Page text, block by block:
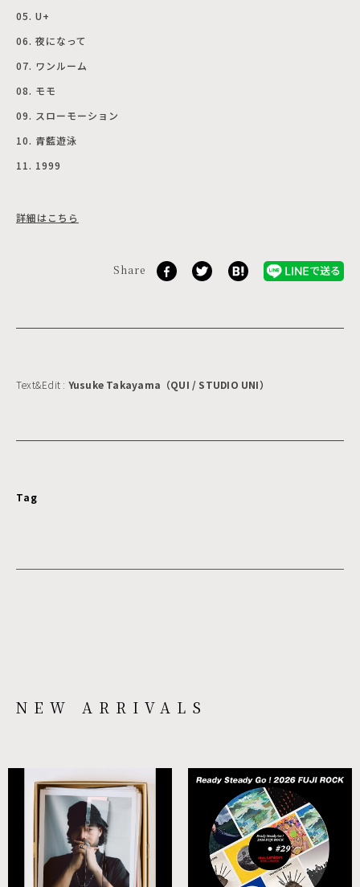
05. U+
06. 夜になって
07. ワンルーム
08. モモ
09. スローモーション
10. 青藍遊泳
11. 1999
詳細はこちら
Share
Text&Edit : Yusuke Takayama（QUI / STUDIO UNI）
Tag
NEW ARRIVALS